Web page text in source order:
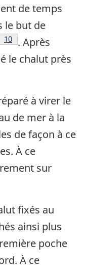
de temps
le but de
Note de bas de page
10 . Après
le chalut près
à virer le
de mer à la
de façon à ce
À ce
sur
fixés au
ainsi plus
de page poche
À ce